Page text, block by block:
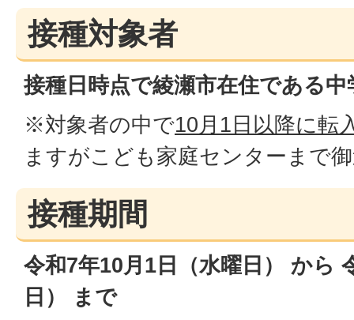
接種対象者
接種日時点で綾瀬市在住である中
※対象者の中で10月1日以降に転
ますがこども家庭センターまで
接種期間
令和7年10月1日（水曜日） から
日） まで